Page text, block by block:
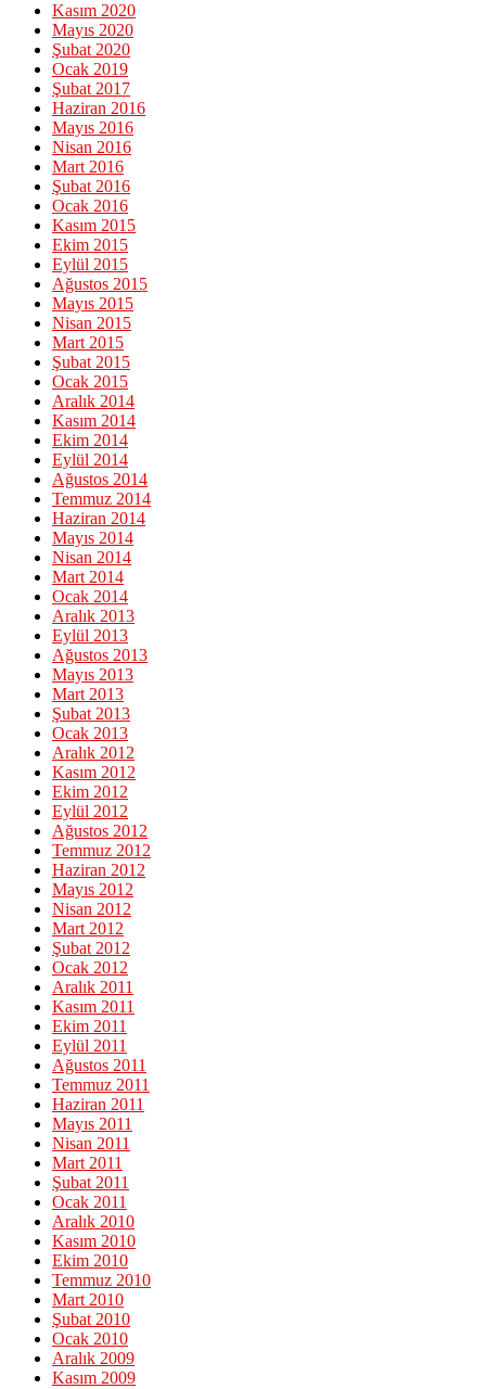
Kasım 2020
Mayıs 2020
Şubat 2020
Ocak 2019
Şubat 2017
Haziran 2016
Mayıs 2016
Nisan 2016
Mart 2016
Şubat 2016
Ocak 2016
Kasım 2015
Ekim 2015
Eylül 2015
Ağustos 2015
Mayıs 2015
Nisan 2015
Mart 2015
Şubat 2015
Ocak 2015
Aralık 2014
Kasım 2014
Ekim 2014
Eylül 2014
Ağustos 2014
Temmuz 2014
Haziran 2014
Mayıs 2014
Nisan 2014
Mart 2014
Ocak 2014
Aralık 2013
Eylül 2013
Ağustos 2013
Mayıs 2013
Mart 2013
Şubat 2013
Ocak 2013
Aralık 2012
Kasım 2012
Ekim 2012
Eylül 2012
Ağustos 2012
Temmuz 2012
Haziran 2012
Mayıs 2012
Nisan 2012
Mart 2012
Şubat 2012
Ocak 2012
Aralık 2011
Kasım 2011
Ekim 2011
Eylül 2011
Ağustos 2011
Temmuz 2011
Haziran 2011
Mayıs 2011
Nisan 2011
Mart 2011
Şubat 2011
Ocak 2011
Aralık 2010
Kasım 2010
Ekim 2010
Temmuz 2010
Mart 2010
Şubat 2010
Ocak 2010
Aralık 2009
Kasım 2009